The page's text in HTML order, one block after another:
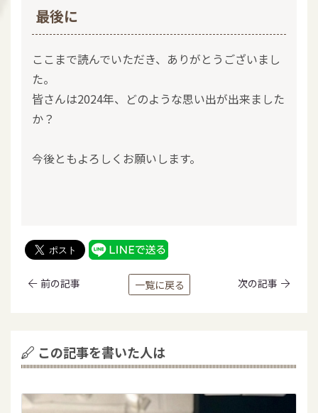
最後に
ここまで読んでいただき、ありがとうございまし
た。
皆さんは2024年、どのような思い出が出来ました
か？
今後ともよろしくお願いします。
前の記事 一覧に戻る 次の記事
この記事を書いた人は